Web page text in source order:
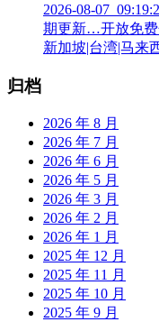
2026-08-
期更新…开放免费
新加坡|台湾|马来
归档
2026 年 8 月
2026 年 7 月
2026 年 6 月
2026 年 5 月
2026 年 3 月
2026 年 2 月
2026 年 1 月
2025 年 12 月
2025 年 11 月
2025 年 10 月
2025 年 9 月